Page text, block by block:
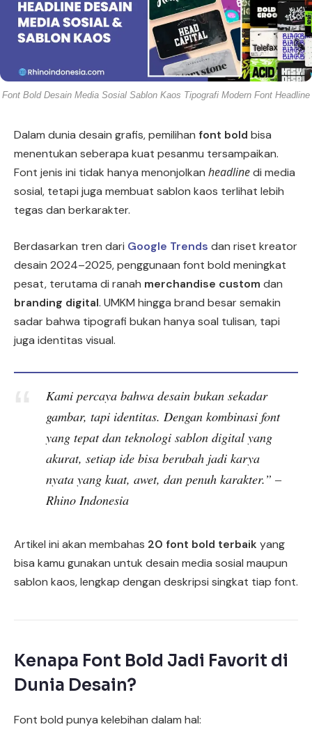
Font Bold Desain Media Sosial Sablon Kaos Tipografi Modern Font Headline
Dalam dunia desain grafis, pemilihan font bold bisa
menentukan seberapa kuat pesanmu tersampaikan.
Font jenis ini tidak hanya menonjolkan headlinedi media
sosial, tetapi juga membuat sablon kaos terlihat lebih
tegas dan berkarakter.
Berdasarkan tren dari Google Trends dan riset kreator
desain 2024–2025, penggunaan font bold meningkat
pesat, terutama di ranah merchandise custom dan
branding digital. UMKM hingga brand besar semakin
sadar bahwa tipografi bukan hanya soal tulisan, tapi
juga identitas visual.
Kami percaya bahwa desain bukan sekadar
gambar, tapi identitas. Dengan kombinasi font
yang tepat dan teknologi sablon digital yang
akurat, setiap ide bisa berubah jadi karya
nyata yang kuat, awet, dan penuh karakter.” –
Rhino Indonesia
Artikel ini akan membahas 20 font bold terbaik yang
bisa kamu gunakan untuk desain media sosial maupun
sablon kaos, lengkap dengan deskripsi singkat tiap font.
Kenapa Font Bold Jadi Favorit di
Dunia Desain?
Font bold punya kelebihan dalam hal: